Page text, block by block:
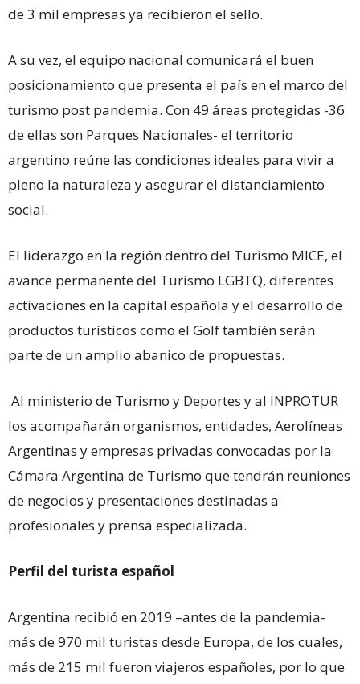
de 3 mil empresas ya recibieron el sello.
A su vez, el equipo nacional comunicará el buen
posicionamiento que presenta el país en el marco del
turismo post pandemia. Con 49 áreas protegidas -36
de ellas son Parques Nacionales- el territorio
argentino reúne las condiciones ideales para vivir a
pleno la naturaleza y asegurar el distanciamiento
social.
El liderazgo en la región dentro del Turismo MICE, el
avance permanente del Turismo LGBTQ, diferentes
activaciones en la capital española y el desarrollo de
productos turísticos como el Golf también serán
parte de un amplio abanico de propuestas.
Al ministerio de Turismo y Deportes y al INPROTUR
los acompañarán organismos, entidades, Aerolíneas
Argentinas y empresas privadas convocadas por la
Cámara Argentina de Turismo que tendrán reuniones
de negocios y presentaciones destinadas a
profesionales y prensa especializada.
Perfil del turista español
Argentina recibió en 2019 –antes de la pandemia-
más de 970 mil turistas desde Europa, de los cuales,
más de 215 mil fueron viajeros españoles, por lo que